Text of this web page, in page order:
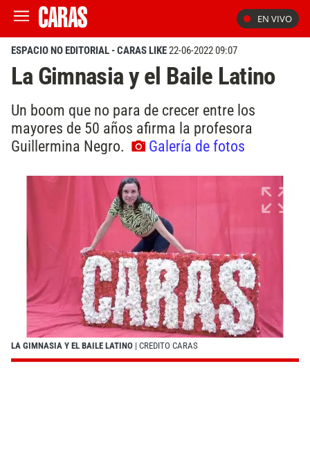
EN VIVO
ESPACIO NO EDITORIAL - CARAS LIKE22-06-2022 09:07
La Gimnasia y el Baile Latino
Un boom que no para de crecer entre los
mayores de 50 años afirma la profesora
Guillermina Negro.
Galería de fotos
LA GIMNASIA Y EL BAILE LATINO | CREDITO CARAS